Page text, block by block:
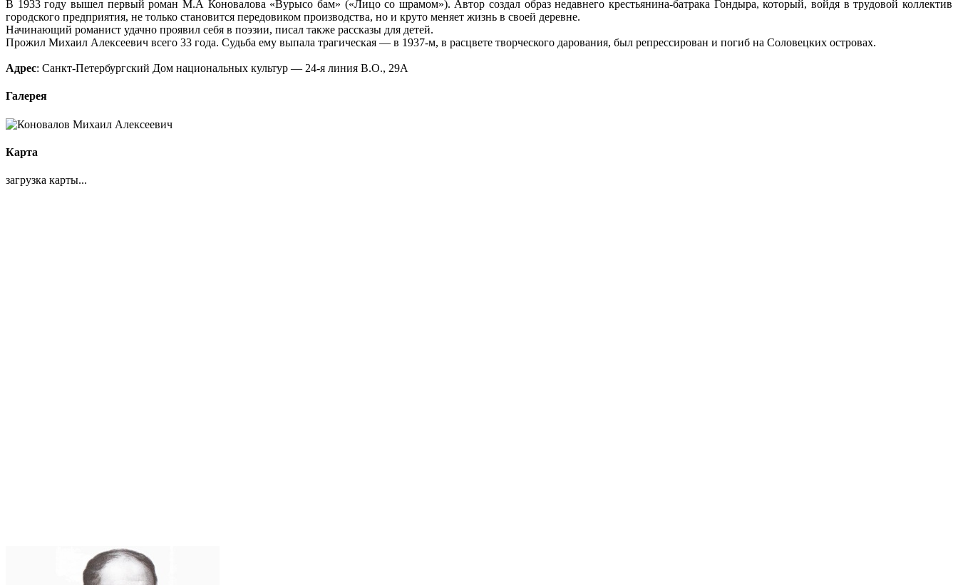
В 1933 году вышел первый роман М.А Коновалова «Вурысо бам» («Лицо со шрамом»). Автор создал образ недавнего крестьянина-батрака Гондыра, который, войдя в трудовой коллектив
городского предприятия, не только становится передовиком производства, но и круто меняет жизнь в своей деревне.
Начинающий романист удачно проявил себя в поэзии, писал также рассказы для детей.
Прожил Михаил Алексеевич всего 33 года. Судьба ему выпала трагическая — в 1937-м, в расцвете творческого дарования, был репрессирован и погиб на Соловецких островах.
Адрес: Санкт-Петербургский Дом национальных культур — 24-я линия В.О., 29А
Галерея
Карта
загрузка карты...